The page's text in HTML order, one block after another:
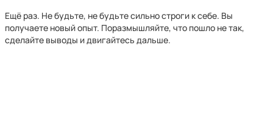
Ещё раз. Не будьте, не будьте сильно строги к себе. Вы
получаете новый опыт. Поразмышляйте, что пошло не так,
сделайте выводы и двигайтесь дальше.